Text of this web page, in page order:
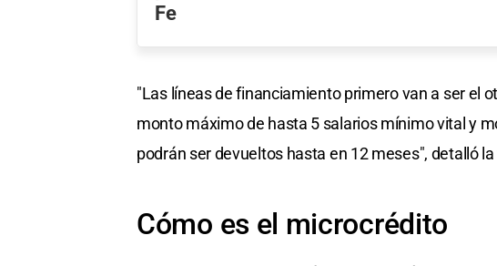
Fe
"Las líneas de financiamiento primero van a ser el
monto máximo de hasta 5 salarios mínimo vital y
podrán ser devueltos hasta en 12 meses", detalló
Cómo es el microcrédito